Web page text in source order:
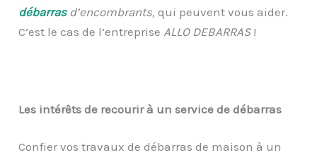
débarrasd’encombrants, qui peuvent vous aider.
C’est le cas de l’entreprise ALLO DEBARRAS!
Les intérêts de recourir à un service de débarras
Confier vos travaux de débarras de maison à un